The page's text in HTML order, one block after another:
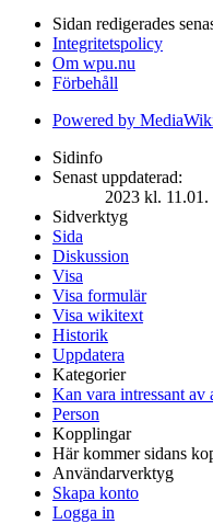
Sidan redigerades
Integritetspolicy
Om wpu.nu
Förbehåll
Powered by
Sidinfo
Senast uppdaterad:
2023 kl. 11.01.
Sidverktyg
Sida
Diskussion
Visa
Visa formulär
Visa wikitext
Historik
Uppdatera
Kategorier
Kan vara intressant av
Person
Kopplingar
Här kommer sidans
Användarverktyg
Skapa konto
Logga in